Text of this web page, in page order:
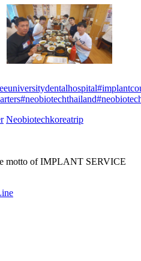
#neobiotechthailand
Neobiotechkoreatrip
motto of IMPLANT SERVICE